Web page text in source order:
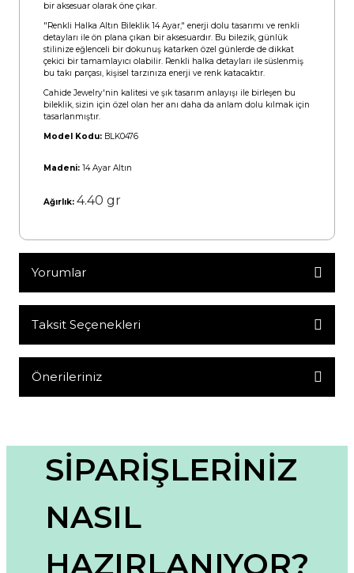
bir aksesuar olarak öne çıkar.
"Renkli Halka Altın Bileklik 14 Ayar," enerji dolu tasarımı ve renkli
detayları ile ön plana çıkan bir aksesuardır. Bu bilezik, günlük
stilinize eğlenceli bir dokunuş katarken özel günlerde de dikkat
çekici bir tamamlayıcı olabilir. Renkli halka detayları ile süslenmiş
bu takı parçası, kişisel tarzınıza enerji ve renk katacaktır.
Cahide Jewelry'nin kalitesi ve şık tasarım anlayışı ile birleşen bu
bileklik, sizin için özel olan her anı daha da anlam dolu kılmak için
tasarlanmıştır.
Model Kodu: BLK0476
Madeni: 14 Ayar Altın
Ağırlık: 4.40 gr
Yorumlar
Bu ürüne ilk yorumu siz yapın!
Taksit Seçenekleri
Önerileriniz
Görüş ve önerileriniz için teşekkür ederiz.
Ürün resmi kalitesiz, bozuk veya görüntülenemiyor.
Ürün açıklamasında eksik bilgiler bulunuyor.
Ürün fiyatı diğer sitelerden daha pahalı.
SİPARİŞLERİNİZ
NASIL
HAZIRLANIYOR?